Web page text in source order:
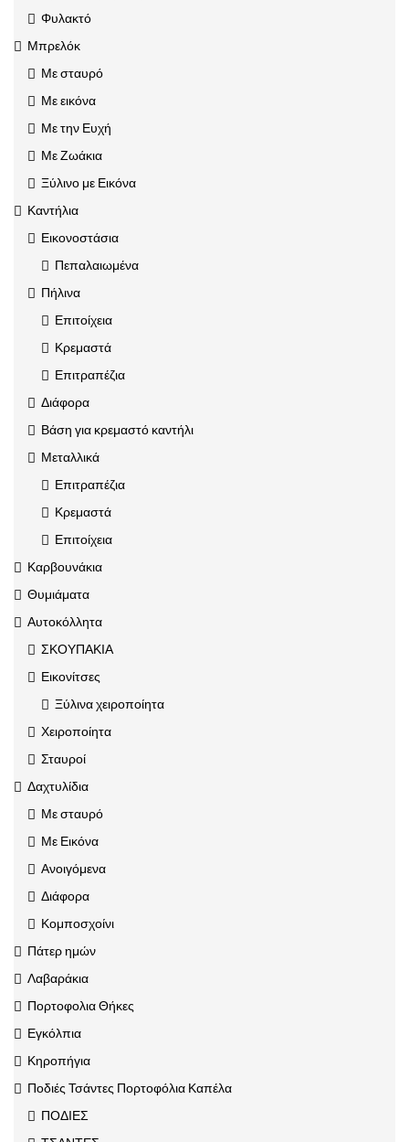
Φυλακτό
Μπρελόκ
Με σταυρό
Με εικόνα
Με την Ευχή
Με Ζωάκια
Ξύλινο με Εικόνα
Καντήλια
Εικονοστάσια
Πεπαλαιωμένα
Πήλινα
Επιτοίχεια
Κρεμαστά
Επιτραπέζια
Διάφορα
Βάση για κρεμαστό καντήλι
Μεταλλικά
Επιτραπέζια
Κρεμαστά
Επιτοίχεια
Καρβουνάκια
Θυμιάματα
Αυτοκόλλητα
ΣΚΟΥΠΑΚΙΑ
Εικονίτσες
Ξύλινα χειροποίητα
Χειροποίητα
Σταυροί
Δαχτυλίδια
Με σταυρό
Με Εικόνα
Ανοιγόμενα
Διάφορα
Κομποσχοίνι
Πάτερ ημών
Λαβαράκια
Πορτοφολια Θήκες
Εγκόλπια
Κηροπήγια
Ποδιές Τσάντες Πορτοφόλια Καπέλα
ΠΟΔΙΕΣ